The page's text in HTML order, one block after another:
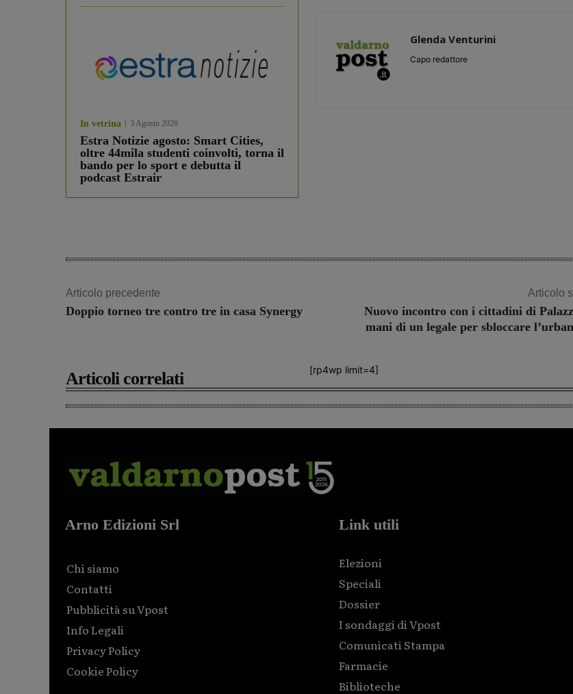
In vetrina 3 Agosto 2026
Estra Notizie agosto: Smart Cities,
oltre 44mila studenti coinvolti, torna il
bando per lo sport e debutta il
podcast Estrair
Glenda Venturini
Capo redattore
Articolo precedente
Doppio torneo tre contro tre in casa Synergy
Articolo
Nuovo incontro con i cittadini di
mani di un legale per sbloccare
[rp4wp limit=4]
Articoli correlati
Arno Edizioni Srl
Chi siamo
Contatti
Pubblicità su Vpost
Info Legali
Privacy Policy
Cookie Policy
Link utili
Elezioni
Speciali
Dossier
I sondaggi di Vpost
Comunicati Stampa
Farmacie
Biblioteche